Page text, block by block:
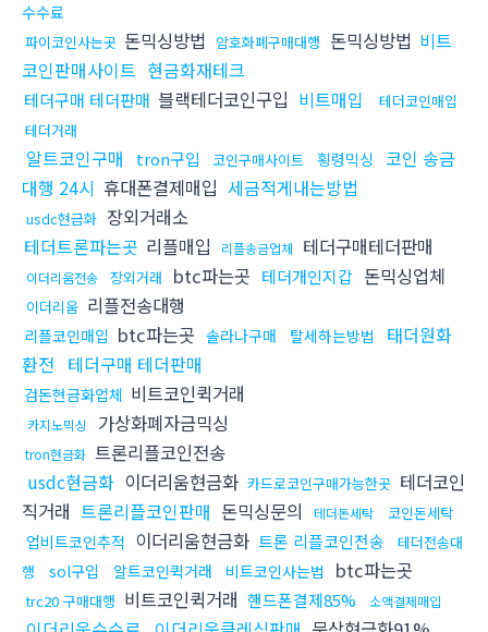
수수료
파이코인사는곳 돈믹싱방법 암호화폐구매대행 돈믹싱방법 비트
코인판매사이트 현금화재테크
테더구매 테더판매 블랙테더코인구입 비트매입
테더코인매입
테더거래
알트코인구매 tron구입 코인구매사이트 횡령믹싱 코인 송금
대행 24시 휴대폰결제매입 세금적게내는방법
usdc현금화 장외거래소
테더트론파는곳 리플매입 리플송금업체 테더구매테더판매
이더리움전송 장외거래 btc파는곳 테더개인지갑 돈믹싱업체
이더리움 리플전송대행
리플코인매입 btc파는곳 솔라나구매 탈세하는방법
태더원화
환전 테더구매 테더판매
검돈현금화업체 비트코인퀵거래
카지노믹싱 가상화폐자금믹싱
tron현금화 트론리플코인전송
usdc현금화 이더리움현금화 카드로코인구매가능한곳 테더코인
직거래 트론리플코인판매 돈믹싱문의 테더돈세탁 코인돈세탁
업비트코인추적 이더리움현금화 트론 리플코인전송
테더전송대
행
sol구입 알트코인퀵거래 비트코인사는법 btc파는곳
trc20 구매대행 비트코인퀵거래 핸드폰결제85% 소액결제매입